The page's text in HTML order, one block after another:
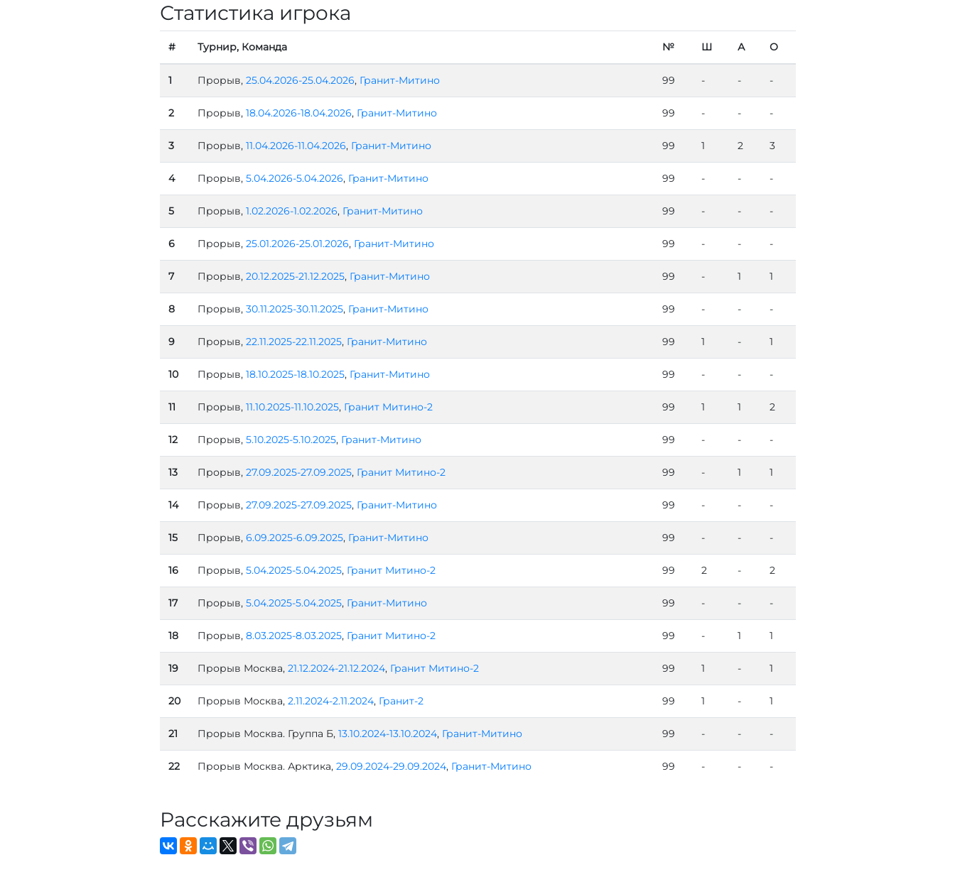
Статистика игрока
# Турнир, Команда № Ш А О
1 Прорыв, 25.04.2026-25.04.2026, Гранит-Митино 99 - - -
2 Прорыв, 18.04.2026-18.04.2026, Гранит-Митино 99 - - -
3 Прорыв, 11.04.2026-11.04.2026, Гранит-Митино 99 1 2 3
4 Прорыв, 5.04.2026-5.04.2026, Гранит-Митино 99 - - -
5 Прорыв, 1.02.2026-1.02.2026, Гранит-Митино 99 - - -
6 Прорыв, 25.01.2026-25.01.2026, Гранит-Митино 99 - - -
7 Прорыв, 20.12.2025-21.12.2025, Гранит-Митино 99 - 1 1
8 Прорыв, 30.11.2025-30.11.2025, Гранит-Митино 99 - - -
9 Прорыв, 22.11.2025-22.11.2025, Гранит-Митино 99 1 - 1
10 Прорыв, 18.10.2025-18.10.2025, Гранит-Митино 99 - - -
11 Прорыв, 11.10.2025-11.10.2025, Гранит Митино-2 99 1 1 2
12 Прорыв, 5.10.2025-5.10.2025, Гранит-Митино 99 - - -
13 Прорыв, 27.09.2025-27.09.2025, Гранит Митино-2 99 - 1 1
14 Прорыв, 27.09.2025-27.09.2025, Гранит-Митино 99 - - -
15 Прорыв, 6.09.2025-6.09.2025, Гранит-Митино 99 - - -
16 Прорыв, 5.04.2025-5.04.2025, Гранит Митино-2 99 2 - 2
17 Прорыв, 5.04.2025-5.04.2025, Гранит-Митино 99 - - -
18 Прорыв, 8.03.2025-8.03.2025, Гранит Митино-2 99 - 1 1
19 Прорыв Москва, 21.12.2024-21.12.2024, Гранит Митино-2 99 1 - 1
20 Прорыв Москва, 2.11.2024-2.11.2024, Гранит-2 99 1 - 1
21 Прорыв Москва. Группа Б, 13.10.2024-13.10.2024, Гранит-Митино 99 - - -
22 Прорыв Москва. Арктика, 29.09.2024-29.09.2024, Гранит-Митино 99 - - -
Расскажите друзьям